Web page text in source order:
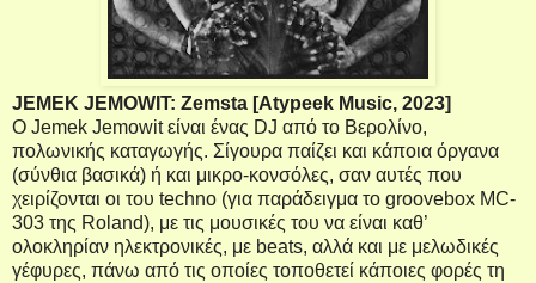
JEMEK JEMOWIT: Zemsta [Atypeek Music, 2023]
Ο Jemek Jemowit είναι ένας DJ από το Βερολίνο,
πολωνικής καταγωγής. Σίγουρα παίζει και κάποια όργανα
(σύνθια βασικά) ή και μικρο-κονσόλες, σαν αυτές που
χειρίζονται οι του techno (για παράδειγμα το groovebox MC-
303 της Roland), με τις μουσικές του να είναι καθ’
ολοκληρίαν ηλεκτρονικές, με beats, αλλά και με μελωδικές
γέφυρες, πάνω από τις οποίες τοποθετεί κάποιες φορές τη